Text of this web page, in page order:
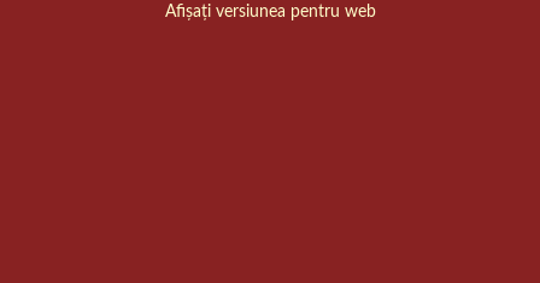
Afișați versiunea pentru web